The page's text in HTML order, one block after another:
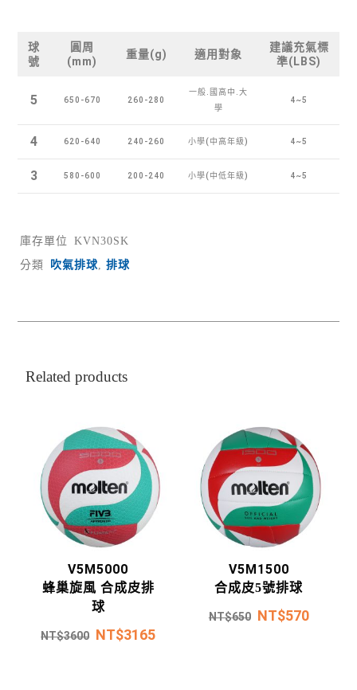
球
號
圓周
(mm)
重量(g) 適用對象
建議充氣標
準(LBS)
5 650-670 260-280
一般.國高中.大
學
4~5
4 620-640 240-260 小學(中高年級) 4~5
3 580-600 200-240 小學(中低年級) 4~5
庫存單位
KVN30SK
分類
吹氣排球,排球
Related products
V5M5000
蜂巢旋風 合成皮排
球
NT$3600 NT$3165
V5M1500
合成皮5號排球
NT$650 NT$570